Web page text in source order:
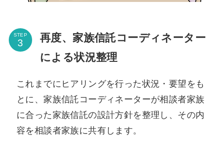
STEP
再度、家族信託コーディネーター
による状況整理
これまでにヒアリングを行った状況・要望をも
とに、家族信託コーディネーターが相談者家族
に合った家族信託の設計方針を整理し、その内
容を相談者家族に共有します。